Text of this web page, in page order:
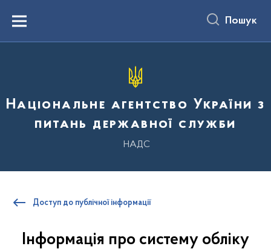
вмістуMenu Пошук
Національне агентство України з
питань державної служби
НАДС
Доступ до публічної інформації
Інформація про систему обліку